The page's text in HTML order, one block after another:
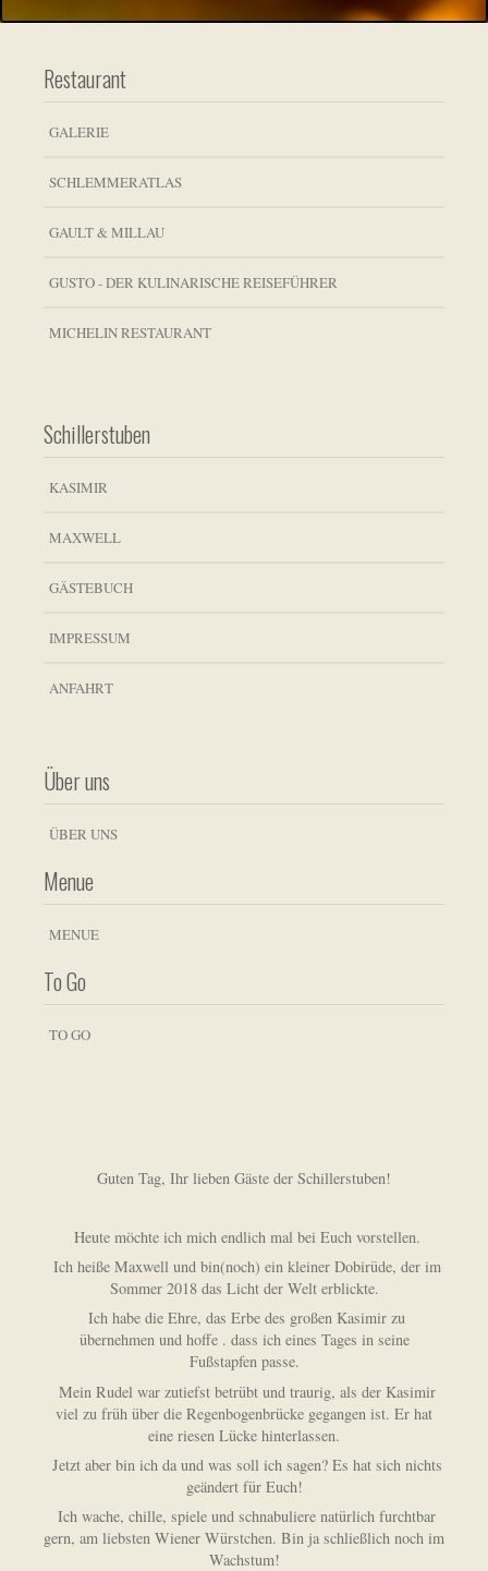
Restaurant
GALERIE
SCHLEMMERATLAS
GAULT & MILLAU
GUSTO - DER KULINARISCHE REISEFÜHRER
MICHELIN RESTAURANT
Schillerstuben
KASIMIR
MAXWELL
GÄSTEBUCH
IMPRESSUM
ANFAHRT
Über uns
ÜBER UNS
Menue
MENUE
To Go
TO GO
Guten Tag, Ihr lieben Gäste der Schillerstuben!
Heute möchte ich mich endlich mal bei Euch vorstellen.
Ich heiße Maxwell und bin(noch) ein kleiner Dobirüde, der im
Sommer 2018 das Licht der Welt erblickte.
Ich habe die Ehre, das Erbe des großen Kasimir zu
übernehmen und hoffe . dass ich eines Tages in seine
Fußstapfen passe.
Mein Rudel war zutiefst betrübt und traurig, als der Kasimir
viel zu früh über die Regenbogenbrücke gegangen ist. Er hat
eine riesen Lücke hinterlassen.
Jetzt aber bin ich da und was soll ich sagen? Es hat sich nichts
geändert für Euch!
Ich wache, chille, spiele und schnabuliere natürlich furchtbar
gern, am liebsten Wiener Würstchen. Bin ja schließlich noch im
Wachstum!